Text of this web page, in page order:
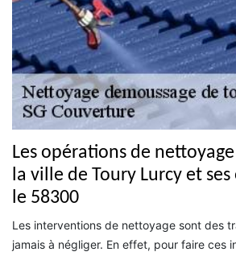
Les opérations de
la ville de Toury Lurcy et
le 58300
Les interventions de nettoyage sont des
jamais à négliger. En effet, pour faire ces